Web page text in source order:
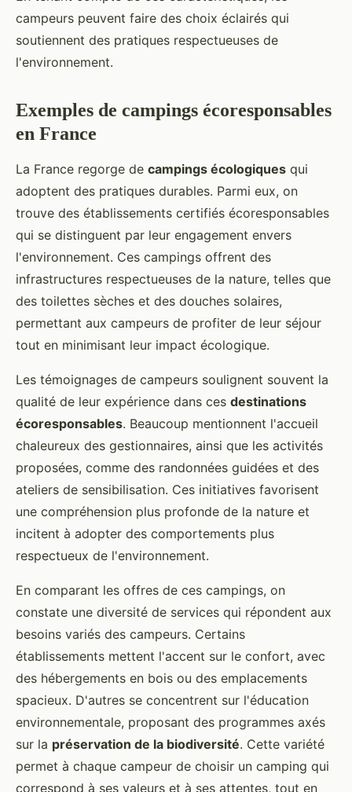
campeurs peuvent faire des choix éclairés qui
soutiennent des pratiques respectueuses de
l'environnement.
Exemples de campings écoresponsables
en France
La France regorge de campings écologiques qui
adoptent des pratiques durables. Parmi eux, on
trouve des établissements certifiés écoresponsables
qui se distinguent par leur engagement envers
l'environnement. Ces campings offrent des
infrastructures respectueuses de la nature, telles que
des toilettes sèches et des douches solaires,
permettant aux campeurs de profiter de leur séjour
tout en minimisant leur impact écologique.
Les témoignages de campeurs soulignent souvent la
qualité de leur expérience dans ces destinations
écoresponsables. Beaucoup mentionnent l'accueil
chaleureux des gestionnaires, ainsi que les activités
proposées, comme des randonnées guidées et des
ateliers de sensibilisation. Ces initiatives favorisent
une compréhension plus profonde de la nature et
incitent à adopter des comportements plus
respectueux de l'environnement.
En comparant les offres de ces campings, on
constate une diversité de services qui répondent aux
besoins variés des campeurs. Certains
établissements mettent l'accent sur le confort, avec
des hébergements en bois ou des emplacements
spacieux. D'autres se concentrent sur l'éducation
environnementale, proposant des programmes axés
sur la préservation de la biodiversité. Cette variété
permet à chaque campeur de choisir un camping qui
correspond à ses valeurs et à ses attentes, tout en